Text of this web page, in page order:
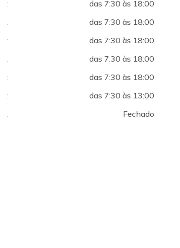
:
das 7:30 às 18:00
:
das 7:30 às 18:00
:
das 7:30 às 18:00
:
das 7:30 às 18:00
:
das 7:30 às 18:00
:
das 7:30 às 13:00
: Fechado